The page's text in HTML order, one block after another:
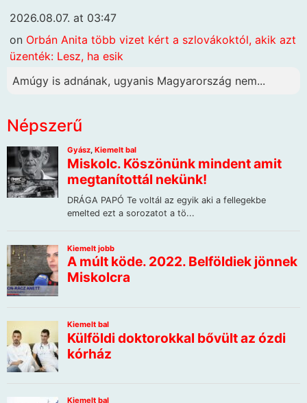
2026.08.07. at 03:47
on Orbán Anita több vizet kért a szlovákoktól, akik azt
üzenték: Lesz, ha esik
Amúgy is adnának, ugyanis Magyarország nem...
Népszerű